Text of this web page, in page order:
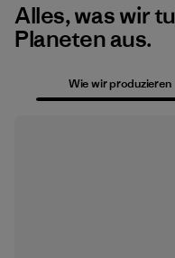
Alles, was wir
Planeten aus.
Wie wir produzieren